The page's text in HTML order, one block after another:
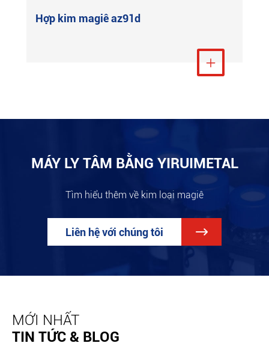
Hợp kim magiê az91d
Xem thêm

MÁY LY TÂM BẰNG YIRUIMETAL
Tìm hiểu thêm về kim loại magiê
Liên hệ với chúng tôi 
MỚI NHẤT
TIN TỨC & BLOG